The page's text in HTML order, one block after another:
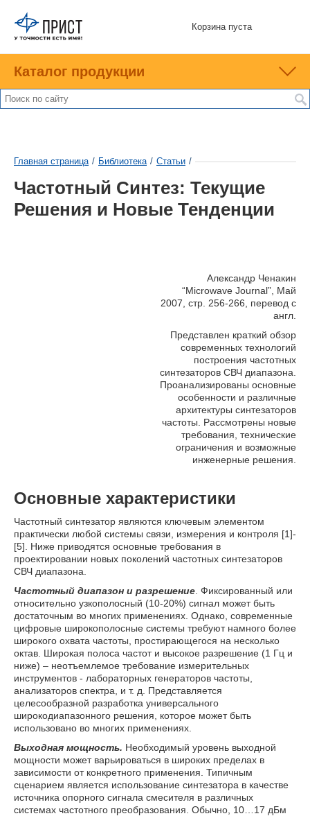
Корзина пуста
Каталог продукции
Главная страница / Библиотека / Статьи /
Частотный Синтез: Текущие
Решения и Новые Тенденции
Александр Ченакин
“Microwave Journal”, Май
2007, стр. 256-266, перевод с
англ.
Представлен краткий обзор
современных технологий
построения частотных
синтезаторов СВЧ диапазона.
Проанализированы основные
особенности и различные
архитектуры синтезаторов
частоты. Рассмотрены новые
требования, технические
ограничения и возможные
инженерные решения.
Основные характеристики
Частотный синтезатор являются ключевым элементом
практически любой системы связи, измерения и контроля [1]-
[5]. Ниже приводятся основные требования в
проектировании новых поколений частотных синтезаторов
СВЧ диапазона.
Частотный диапазон и разрешение . Фиксированный или
относительно узкополосный (10-20%) сигнал может быть
достаточным во многих применениях. Однако, современные
цифровые широкополосные системы требуют намного более
широкого охвата частоты, простирающегося на несколько
октав. Широкая полоса частот и высокое разрешение (1 Гц и
ниже) – неотъемлемое требование измерительных
инструментов - лабораторных генераторов частоты,
анализаторов спектра, и т. д. Представляется
целесообразной разработка универсального
широкодиапазонного решения, которое может быть
использовано во многих применениях.
Выходная мощность. Необходимый уровень выходной
мощности может варьироваться в широких пределах в
зависимости от конкретного применения. Типичным
сценарием является использование синтезатора в качестве
источника опорного сигнала смесителя в различных
системах частотного преобразования. Обычно, 10…17 дБм